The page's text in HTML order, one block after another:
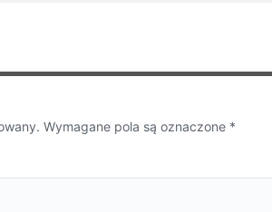
Wymagane pola są oznaczone *